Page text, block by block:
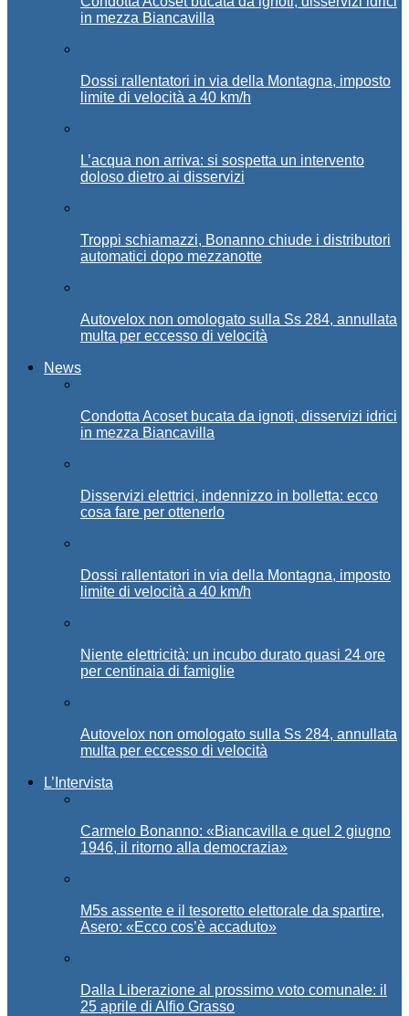
in mezza Biancavilla
Dossi rallentatori in via della Montagna, imposto
limite di velocità a 40 km/h
L’acqua non arriva: si sospetta un intervento
doloso dietro ai disservizi
Troppi schiamazzi, Bonanno chiude i distributori
automatici dopo mezzanotte
Autovelox non omologato sulla Ss 284, annullata
multa per eccesso di velocità
News
Condotta Acoset bucata da ignoti, disservizi idrici
in mezza Biancavilla
Disservizi elettrici, indennizzo in bolletta: ecco
cosa fare per ottenerlo
Dossi rallentatori in via della Montagna, imposto
limite di velocità a 40 km/h
Niente elettricità: un incubo durato quasi 24 ore
per centinaia di famiglie
Autovelox non omologato sulla Ss 284, annullata
multa per eccesso di velocità
L’Intervista
Carmelo Bonanno: «Biancavilla e quel 2 giugno
1946, il ritorno alla democrazia»
M5s assente e il tesoretto elettorale da spartire,
Asero: «Ecco cos’è accaduto»
Dalla Liberazione al prossimo voto comunale: il
25 aprile di Alfio Grasso